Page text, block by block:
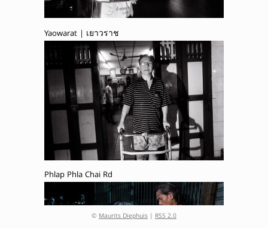
Yaowarat | เยาวราช
Phlap Phla Chai Rd
© Maurits Diephuis | RSS 2.0